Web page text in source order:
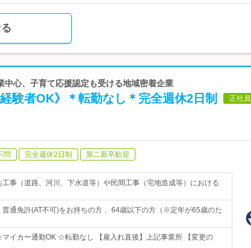
中心、子育て応援認定も受ける地域密着企業
験者OK》＊転勤なし＊完全週休2日制 正社員
問 完全週休2日制 第二新卒歓迎
事（道路、河川、下水道等）や民間工事（宅地造成等）における
通免許(AT不可)をお持ちの方 、64歳以下の方（※定年が65歳のた
イカー通勤OK ☆転勤なし 【雇入れ直後】上記事業所 【変更の